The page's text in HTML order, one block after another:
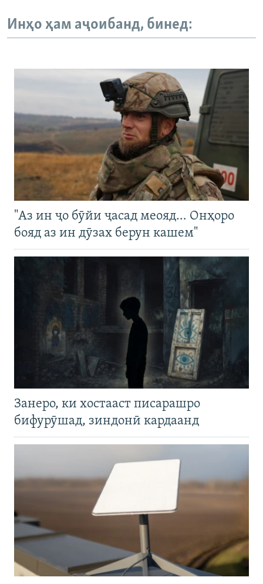
Инҳо ҳам аҷоибанд, бинед:
"Аз ин ҷо бӯйи ҷасад меояд… Онҳоро
бояд аз ин дӯзах берун кашем"
Занеро, ки хостааст писарашро
бифурӯшад, зиндонӣ кардаанд